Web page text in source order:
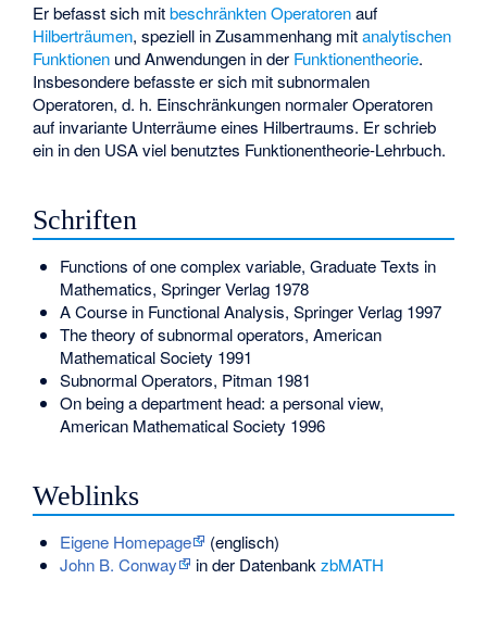
Er befasst sich mitbeschränkten Operatorenauf
Hilberträumen, speziell in Zusammenhang mitanalytischen
Funktionen und Anwendungen in der Funktionentheorie.
Insbesondere befasste er sich mitsubnormalen
Operatoren, d. h. Einschränkungen normaler Operatoren
auf invariante Unterräume eines Hilbertraums. Er schrieb
ein in den USA viel benutztes Funktionentheorie-Lehrbuch.
Schriften
Functions of one complex variable, Graduate Texts in
Mathematics, Springer Verlag 1978
A Course in Functional Analysis, Springer Verlag 1997
The theory of subnormal operators, American
Mathematical Society 1991
Subnormal Operators, Pitman 1981
On being a department head: a personal view,
American Mathematical Society 1996
Weblinks
Eigene Homepage
(englisch)
John B. Conway
in der Datenbank zbMATH